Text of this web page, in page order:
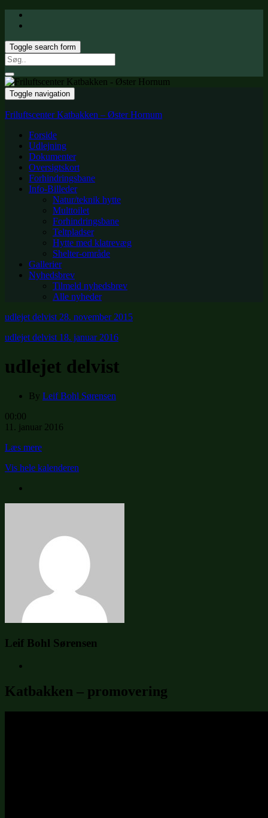
Toggle search form
Search
for:
Toggle navigation
Friluftscenter Katbakken – Øster Hornum
Forside
Udlejning
Dokumenter
Oversigtskort
Forhindringsbane
Info-Billeder
Natur/teknik hytte
Multtoilet
Forhindringsbane
Teltpladser
Hytte med klatrevæg
Shelter-område
Gallerier
Nyhedsbrev
Tilmeld nyhedsbrev
Alle nyheder
udlejet delvist 28. november 2015
udlejet delvist 18. januar 2016
udlejet delvist
By Leif Bohl Sørensen
udlejet
delvist
00:00
11. januar 2016
Læs mere
Vis hele kalenderen
Leif Bohl Sørensen
Katbakken – promovering